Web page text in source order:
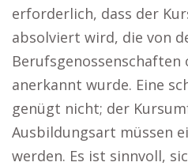
erforderlich, dass der
absolviert wird, die von
anerkannt wurde. Eine
genügt nicht; der
Ausbildungsart müssen
werden. Es ist sinnvoll,